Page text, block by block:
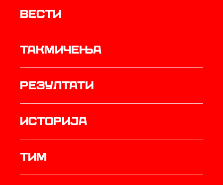
Вести
Такмичења
резултати
историја
ТИМ